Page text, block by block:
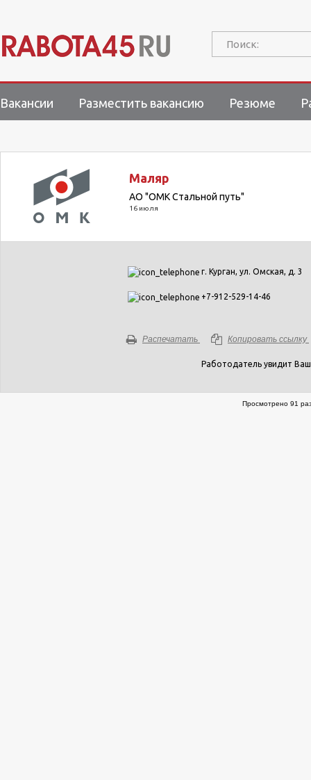
Поиск:
Вакансии Разместить вакансию Резюме
Маляр
АО "ОМК Стальной путь"
16 июля
г. Курган, ул. Омская, д. 3
+7-912-529-14-46
Распечатать Копировать ссылку
Работодатель увидит
Просмотрено 91